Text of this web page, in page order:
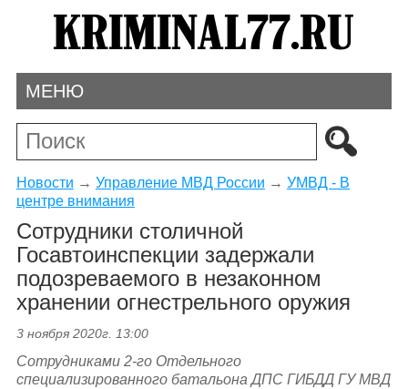
МЕНЮ
Новости → Управление МВД России → УМВД - В
центре внимания
Сотрудники столичной
Госавтоинспекции задержали
подозреваемого в незаконном
хранении огнестрельного оружия
3 ноября 2020г. 13:00
Сотрудниками 2-го Отдельного
специализированного батальона ДПС ГИБДД ГУ МВД